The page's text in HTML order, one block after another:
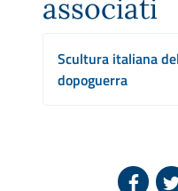
associati
Scultura italiana
dopoguerra